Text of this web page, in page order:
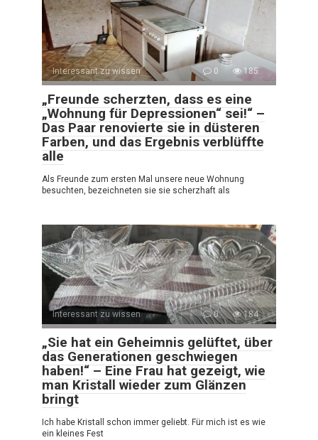
Interessant zu wissen 0 185
„Freunde scherzten, dass es eine
„Wohnung für Depressionen“ sei!“ –
Das Paar renovierte sie in düsteren
Farben, und das Ergebnis verblüffte
alle
Als Freunde zum ersten Mal unsere neue Wohnung
besuchten, bezeichneten sie sie scherzhaft als
Interessant zu wissen 0 184
„Sie hat ein Geheimnis gelüftet, über
das Generationen geschwiegen
haben!“ – Eine Frau hat gezeigt, wie
man Kristall wieder zum Glänzen
bringt
Ich habe Kristall schon immer geliebt. Für mich ist es wie
ein kleines Fest